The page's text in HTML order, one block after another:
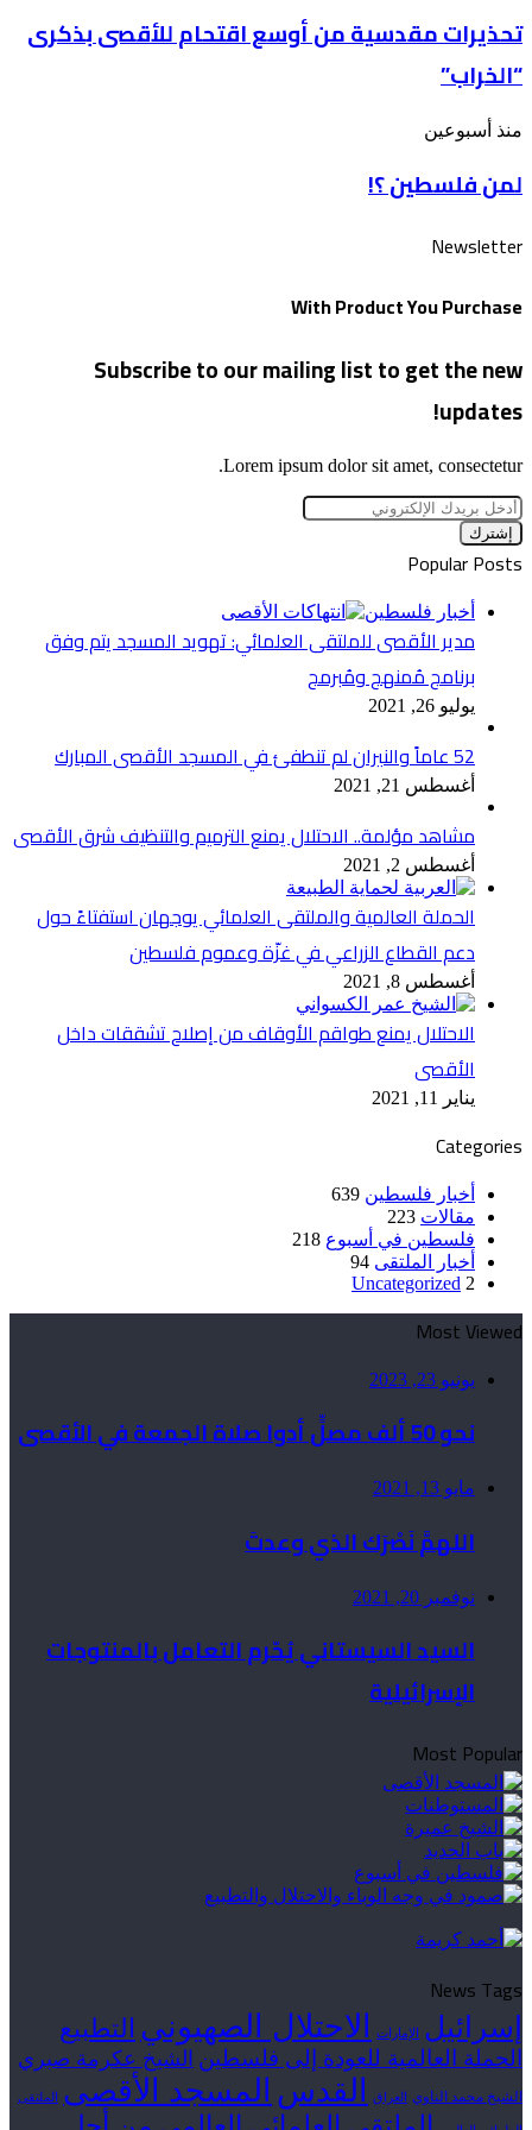
عن
الأقصى
من
أوسع
اقتحام
للأقصى
بذكرى
“الخراب”
تحذيرات مقدسية من أوسع اقتحام للأقصى بذكرى
“الخراب”
لمن
؟!
منذ أسبوعين
لمن فلسطين ؟!
Newsletter
With Product You Purchase
Subscribe to our mailing list to get the new
updates!
Lorem ipsum dolor sit amet, consectetur.
أدخل
بريدك
الإلكتروني
Popular Posts
أخبار فلسطين
مدير الأقصى للملتقى العلمائي: تهويد المسجد يتم وفق
برنامج مُمنهج ومُبرمج
يوليو 26, 2021
52 عاماً والنيران لم تنطفئ في المسجد الأقصى المبارك
أغسطس 21, 2021
مشاهد مؤلمة.. الاحتلال يمنع الترميم والتنظيف شرق الأقصى
أغسطس 2, 2021
الحملة العالمية والملتقى العلمائي يوجهان استفتاءً حول
دعم القطاع الزراعي في غزّة وعموم فلسطين
أغسطس 8, 2021
الاحتلال يمنع طواقم الأوقاف من إصلاح تشققات داخل
الأقصى
يناير 11, 2021
Categories
أخبار فلسطين 639
مقالات 223
فلسطين في أسبوع 218
أخبار الملتقى 94
Uncategorized 2
Most Viewed
يونيو 23, 2023
نحو 50 ألف مصلٍّ أدوا صلاة الجمعة في الأقصى
مايو 13, 2021
اللهمَّ نَصْرَك الذي وعدتَ
نوفمبر 20, 2021
السيد السيستاني يُحّرم التعامل بالمنتوجات
الإسرائيلية
Most Popular
News Tags
إسرائيل الإمارات الاحتلال الصهيوني التطبيع
الحملة العالمية للعودة إلى فلسطين الشيخ عكرمة صبري
الشيخ محمد الناوي العراق القدس المسجد الأقصى الملتقى